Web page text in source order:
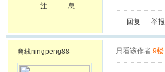
注
息
回复 举报
离线ningpeng88 只看该作者 9楼